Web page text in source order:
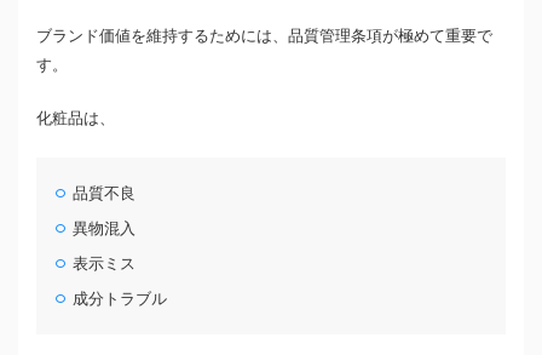
ブランド価値を維持するためには、品質管理条項が極めて重要で
す。
化粧品は、
品質不良
異物混入
表示ミス
成分トラブル